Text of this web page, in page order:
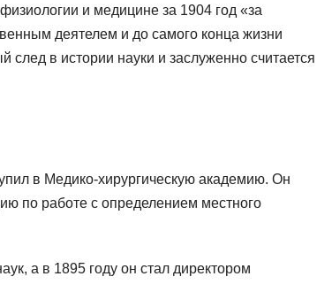
и медицине за 1904 год «за
деятелем и до самого конца жизни
в истории науки и заслуженно считается
в Медико-хирургическую академию. Он
по работе с определением местного
а в 1895 году он стал директором